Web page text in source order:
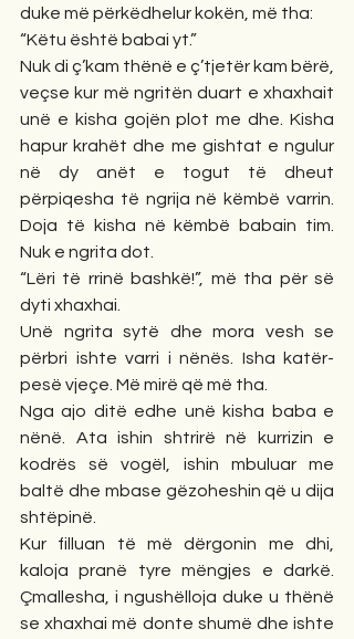
duke më përkëdhelur kokën, më tha:
“Këtu është babai yt.”
Nuk di ç’kam thënë e ç’tjetër kam bërë,
veçse kur më ngritën duart e xhaxhait
unë e kisha gojën plot me dhe. Kisha
hapur krahët dhe me gishtat e ngulur
në dy anët e togut të dheut
përpiqesha të ngrija në këmbë varrin.
Doja të kisha në këmbë babain tim.
Nuk e ngrita dot.
“Lëri të rrinë bashkë!”, më tha për së
dyti xhaxhai.
Unë ngrita sytë dhe mora vesh se
përbri ishte varri i nënës. Isha katër-
pesë vjeçe. Më mirë që më tha.
Nga ajo ditë edhe unë kisha baba e
nënë. Ata ishin shtrirë në kurrizin e
kodrës së vogël, ishin mbuluar me
baltë dhe mbase gëzoheshin që u dija
shtëpinë.
Kur filluan të më dërgonin me dhi,
kaloja pranë tyre mëngjes e darkë.
Çmallesha, i ngushëlloja duke u thënë
se xhaxhai më donte shumë dhe ishte